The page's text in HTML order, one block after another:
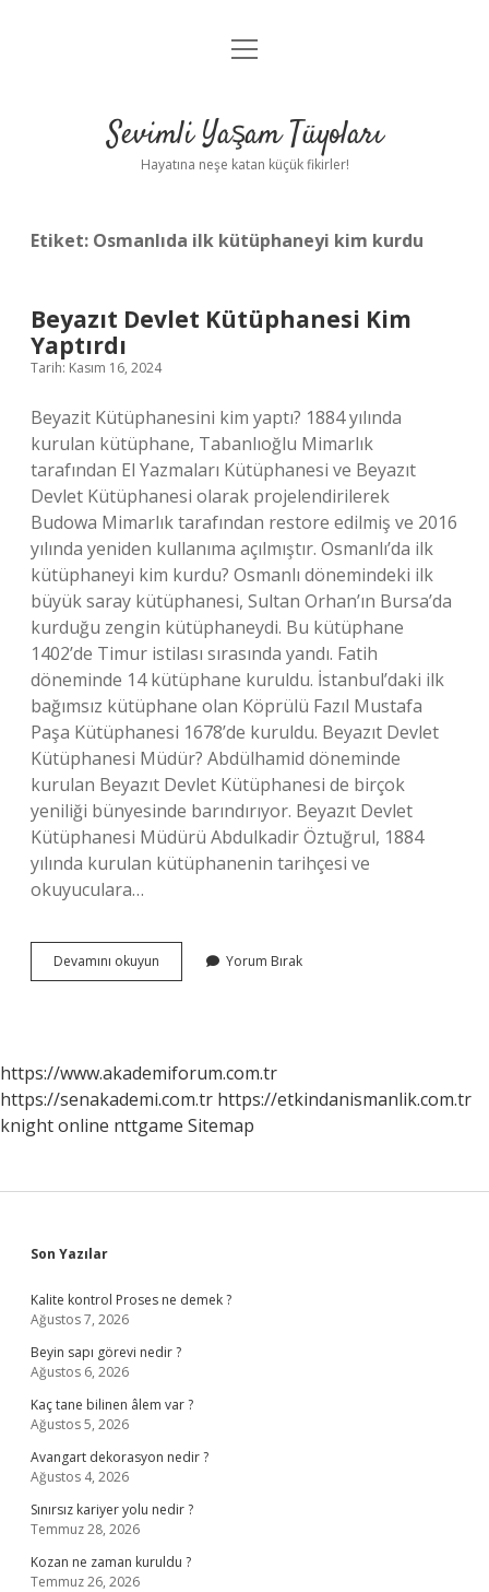
Anasayfa
Yasal Uyarı
menüyü
Sevimli Yaşam Tüyoları
Hayatına neşe katan küçük fikirler!
Etiket: Osmanlıda ilk kütüphaneyi kim kurdu
Beyazıt Devlet Kütüphanesi Kim
Yaptırdı
Tarih: Kasım 16, 2024
Beyazit Kütüphanesini kim yaptı? 1884 yılında
kurulan kütüphane, Tabanlıoğlu Mimarlık
tarafından El Yazmaları Kütüphanesi ve Beyazıt
Devlet Kütüphanesi olarak projelendirilerek
Budowa Mimarlık tarafından restore edilmiş ve 2016
yılında yeniden kullanıma açılmıştır. Osmanlı’da ilk
kütüphaneyi kim kurdu? Osmanlı dönemindeki ilk
büyük saray kütüphanesi, Sultan Orhan’ın Bursa’da
kurduğu zengin kütüphaneydi. Bu kütüphane
1402’de Timur istilası sırasında yandı. Fatih
döneminde 14 kütüphane kuruldu. İstanbul’daki ilk
bağımsız kütüphane olan Köprülü Fazıl Mustafa
Paşa Kütüphanesi 1678’de kuruldu. Beyazıt Devlet
Kütüphanesi Müdür? Abdülhamid döneminde
kurulan Beyazıt Devlet Kütüphanesi de birçok
yeniliği bünyesinde barındırıyor. Beyazıt Devlet
Kütüphanesi Müdürü Abdulkadir Öztuğrul, 1884
yılında kurulan kütüphanenin tarihçesi ve
okuyuculara…
Devamını okuyun
Devlet
Yorum Bırak
https://www.akademiforum.com.tr
https://senakademi.com.tr https://etkindanismanlik.com.tr
knight online nttgame Sitemap
Sidebar
Son Yazılar
Kalite kontrol Proses ne demek ?
Ağustos 7, 2026
Beyin sapı görevi nedir ?
Ağustos 6, 2026
Kaç tane bilinen âlem var ?
Ağustos 5, 2026
Avangart dekorasyon nedir ?
Ağustos 4, 2026
Sınırsız kariyer yolu nedir ?
Temmuz 28, 2026
Kozan ne zaman kuruldu ?
Temmuz 26, 2026